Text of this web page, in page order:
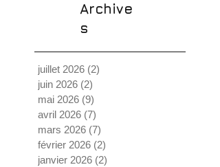
Archive
s
juillet 2026 (2)
juin 2026 (2)
mai 2026 (9)
avril 2026 (7)
mars 2026 (7)
février 2026 (2)
janvier 2026 (2)